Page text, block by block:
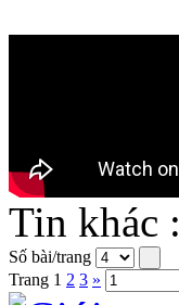
Tin khác :
Số bài/trang
Trang 1 2 3 »